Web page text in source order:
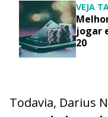
VEJA
jogar
20
Todavia, Darius